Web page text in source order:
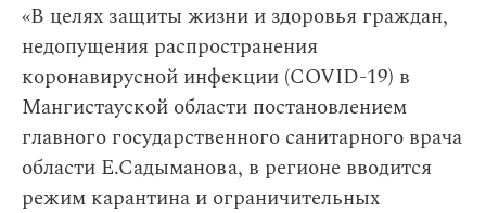
«В целях защиты жизни и здоровья граждан,
недопущения распространения
коронавирусной инфекции (COVID-19) в
Мангистауской области постановлением
главного государственного санитарного врача
области Е.Садыманова, в регионе вводится
режим карантина и ограничительных